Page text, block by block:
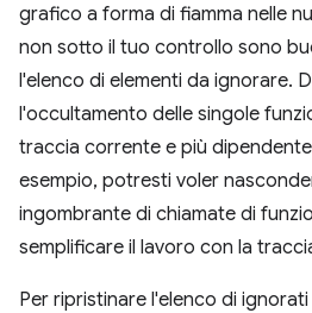
grafico a forma di fiamma nelle
non sotto il tuo controllo sono
l'elenco di elementi da ignorare.
l'occultamento delle singole
traccia corrente e più
esempio, potresti voler
ingombrante di chiamate di
semplificare il lavoro con la
Per ripristinare l'elenco di